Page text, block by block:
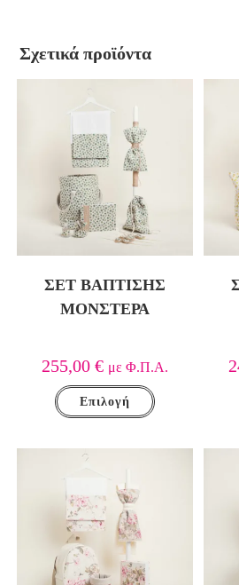
Σχετικά προϊόντα
ΣΕΤ ΒΑΠΤΙΣΗΣ
ΜΟΝΣΤΕΡΑ
255,00 € με Φ.Π.Α.
Επιλογή